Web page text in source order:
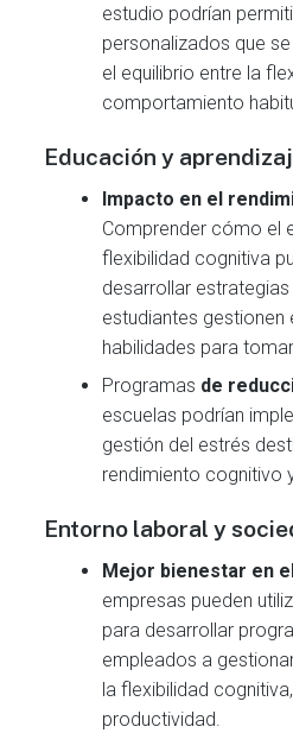
estudio podrían
personalizados que
el equilibrio entre la
comportamiento
Educación y
Impacto en el
Comprender cómo el
flexibilidad cognitiva
desarrollar
estudiantes gestionen
habilidades para
Programas de
escuelas podrían
gestión del estrés
rendimiento cognitivo
Entorno laboral y
Mejor bienestar en
empresas pueden
para desarrollar
empleados a
la flexibilidad
productividad.